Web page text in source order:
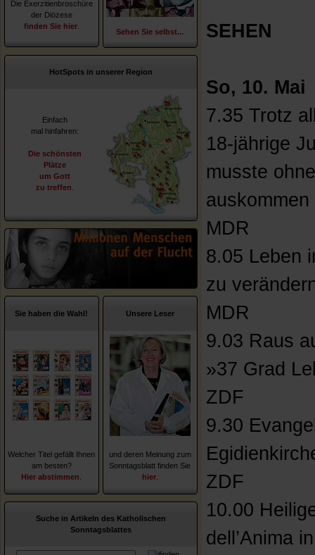
Die Exerzitienbroschüre
der Diözese
finden Sie hier
Sehen Sie selbst...
HotSpots in unserer Region
Einfach
mal hinfahren:
Die schönsten
Plätze
um Gott
zu treffen
Sie haben die Wahl!
Welcher Titel gefällt Ihnen
am besten?
Hier abstimmen
Unsere Leser
und deren Meinung zum
Sonntagsblatt finden Sie
hier
Suche in Artikeln des Katholischen
Sonntagsblattes
SEHEN
So, 10. Mai
7.35 Trotz
18-jährige
musste
auskommen
MDR
8.05 Leben
zu
MDR
9.03 Raus
»37 Grad
ZDF
9.30
ZDF
10.00
dell’Anima